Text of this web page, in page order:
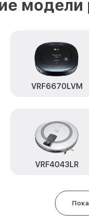
модели
VRF6670LVM
VRF4043LR